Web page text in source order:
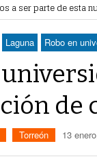
recibe mayor
elegirá por
robo en oficinas
de Lerdo
Laguna Robo en
de
Torreón 13